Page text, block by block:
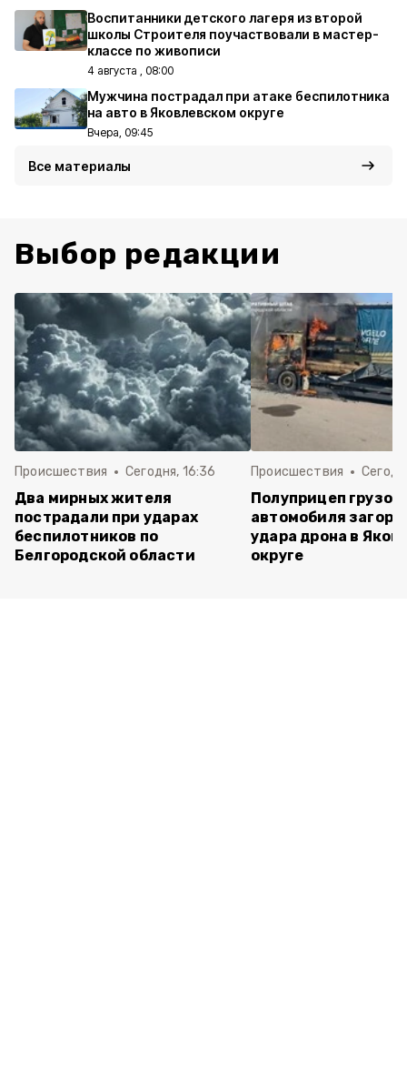
Воспитанники детского лагеря из второй
школы Строителя поучаствовали в мастер-
классе по живописи
4 августа , 08:00
Мужчина пострадал при атаке беспилотника
на авто в Яковлевском округе
Вчера, 09:45
Все материалы
Выбор редакции
Происшествия Сегодня, 16:36
Два мирных жителя
пострадали при ударах
беспилотников по
Белгородской области
Происшествия
Полуприцеп
автомобиля
удара дрона в
округе